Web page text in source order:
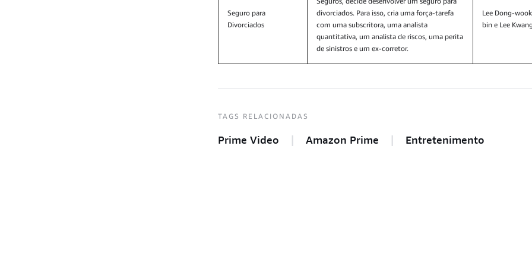
Seguro para
Divorciados
divorciados. Para isso, cria uma força-tarefa
com uma subscritora, uma analista
quantitativa, um analista de riscos, uma perita
de sinistros e um ex-corretor.
Lee Dong-
bin e Lee
TAGS RELACIONADAS
Prime Video Amazon Prime Entretenimento